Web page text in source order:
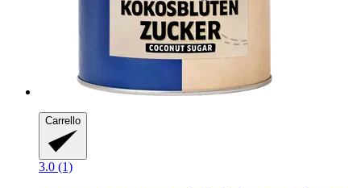
Carrello
3.0 (1)